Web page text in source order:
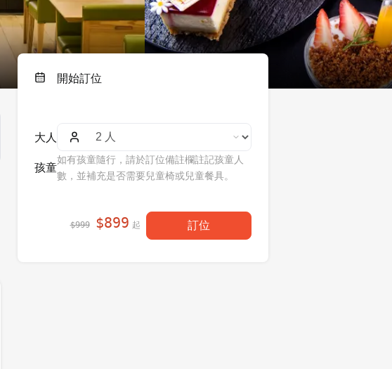
開始訂位
大人
孩童
如有孩童隨行，請於訂位備註欄註記孩童人
數，並補充是否需要兒童椅或兒童餐具。
$999 $899 起
訂位